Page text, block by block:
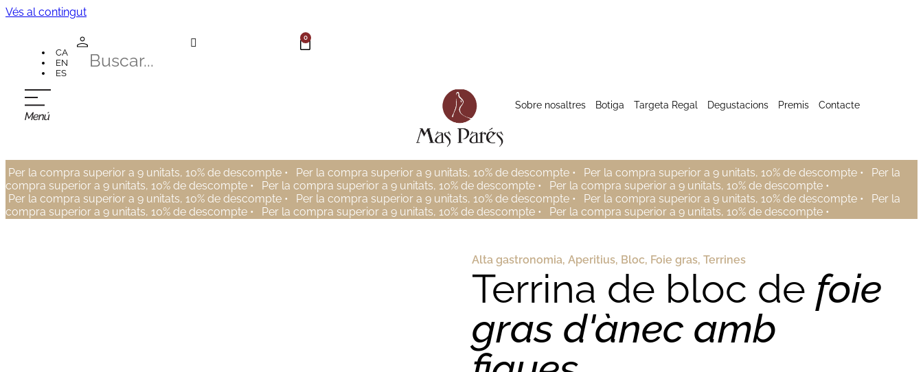
Vés al contingut
CA
EN
ES
0
Sobre nosaltres Botiga Targeta Regal Degustacions Premis Contacte
Per la compra superior a 9 unitats, 10% de descompte • Per la compra superior a 9 unitats, 10% de descompte • Per la compra superior a 9 unitats, 10% de descompte •
Per la
compra superior a 9 unitats, 10% de descompte •
Per la compra superior a 9 unitats, 10% de descompte •
Per la compra superior a 9 unitats, 10% de descompte •
Per la compra superior a 9 unitats, 10% de descompte •
Per la compra superior a 9 unitats, 10% de descompte • Per la compra superior a 9 unitats, 10% de descompte •
Per la
compra superior a 9 unitats, 10% de descompte •
Per la compra superior a 9 unitats, 10% de descompte • Per la compra superior a 9 unitats, 10% de descompte •
Alta gastronomia, Aperitius, Bloc, Foie gras, Terrines
Terrina de bloc de foie
gras d'ànec amb